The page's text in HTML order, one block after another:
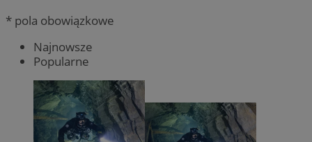
* pola obowiązkowe
Najnowsze
Popularne